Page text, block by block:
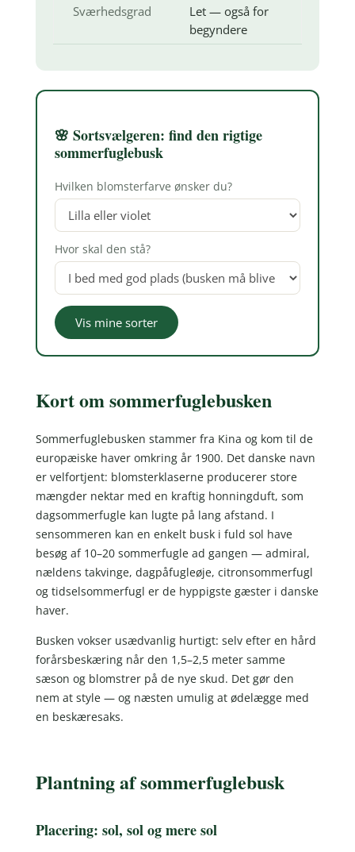
Sværhedsgrad
Let — også for
begyndere
🌸 Sortsvælgeren: find den rigtige
sommerfuglebusk
Hvilken blomsterfarve ønsker du?
Hvor skal den stå?
Vis mine sorter
Kort om sommerfuglebusken
Sommerfuglebusken stammer fra Kina og kom til de
europæiske haver omkring år 1900. Det danske navn
er velfortjent: blomsterklaserne producerer store
mængder nektar med en kraftig honningduft, som
dagsommerfugle kan lugte på lang afstand. I
sensommeren kan en enkelt busk i fuld sol have
besøg af 10–20 sommerfugle ad gangen — admiral,
nældens takvinge, dagpåfugleøje, citronsommerfugl
og tidselsommerfugl er de hyppigste gæster i danske
haver.
Busken vokser usædvanlig hurtigt: selv efter en hård
forårsbeskæring når den 1,5–2,5 meter samme
sæson og blomstrer på de nye skud. Det gør den
nem at style — og næsten umulig at ødelægge med
en beskæresaks.
Plantning af sommerfuglebusk
Placering: sol, sol og mere sol